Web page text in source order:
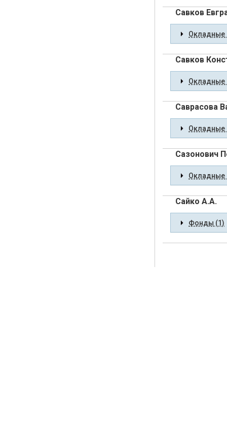
Савков
Окладные
Савков
Окладные
Саврасова
Окладные
Сазонович
Окладные
Сайко А.А.
Фонды (1)